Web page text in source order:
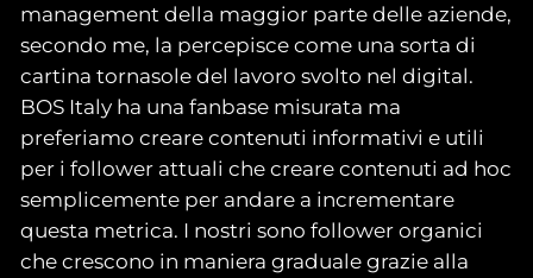
management della maggior parte delle aziende,
secondo me, la percepisce come una sorta di
cartina tornasole del lavoro svolto nel digital.
BOS Italy ha una fanbase misurata ma
preferiamo creare contenuti informativi e utili
per i follower attuali che creare contenuti ad hoc
semplicemente per andare a incrementare
questa metrica. I nostri sono follower organici
che crescono in maniera graduale grazie alla